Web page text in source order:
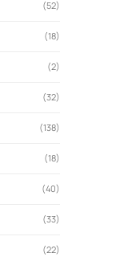
(52)
(18)
(2)
(32)
(138)
(18)
(40)
(33)
(22)